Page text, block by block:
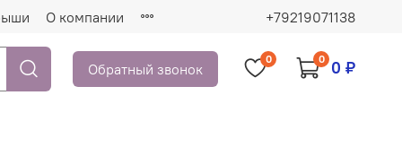
О компании +79219071138
Обратный звонок
0 0 0 ₽